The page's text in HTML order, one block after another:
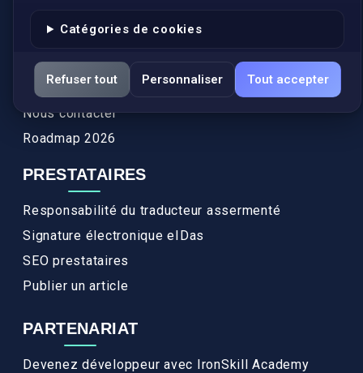
Catégories de cookies
Refuser tout Personnaliser Tout accepter
Actualités
Services
FAQ
Nous contacter
Roadmap 2026
PRESTATAIRES
Responsabilité du traducteur assermenté
Signature électronique eIDas
SEO prestataires
Publier un article
PARTENARIAT
Devenez développeur avec IronSkill Academy